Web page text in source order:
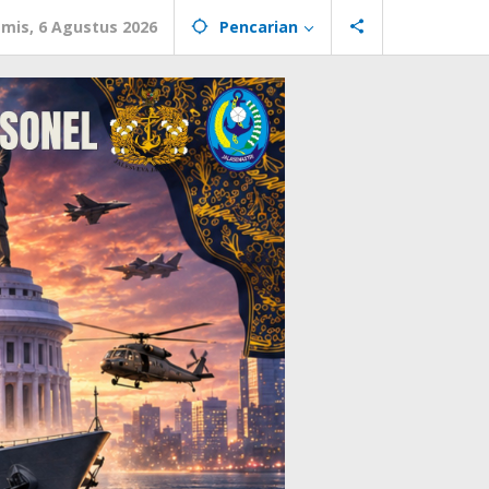
6 Agustus 2026 Pencarian